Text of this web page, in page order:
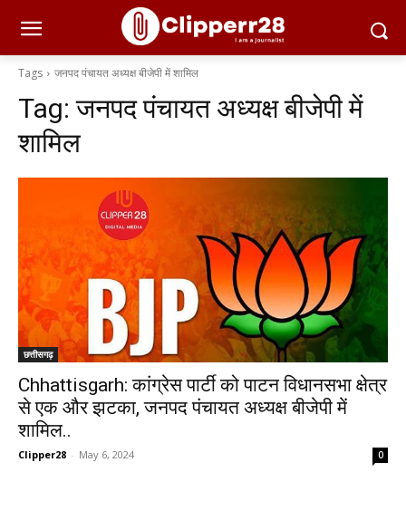
Tags जनपद पंचायत अध्यक्ष बीजेपी में शामिल
Tag:जनपद पंचायत अध्यक्ष बीजेपी में
शामिल
छत्तीसगढ़
Chhattisgarh: कांग्रेस पार्टी को पाटन विधानसभा क्षेत्र
से एक और झटका, जनपद पंचायत अध्यक्ष बीजेपी में
शामिल..
Clipper28 - May 6, 2024 0